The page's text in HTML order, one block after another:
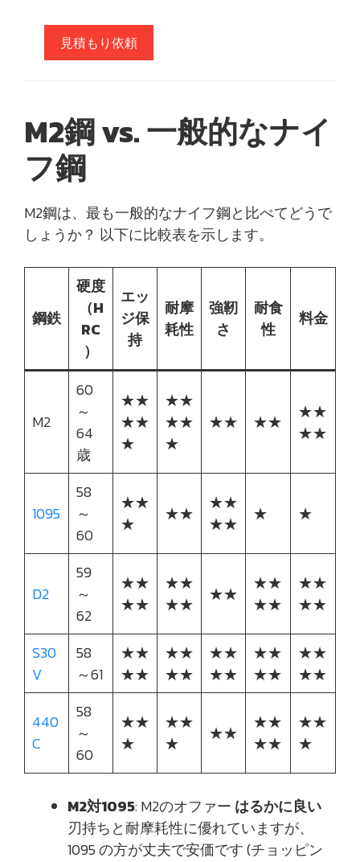
見積もり依頼
M2鋼 vs. 一般的なナイ
フ鋼
M2鋼は、最も一般的なナイフ鋼と比べてどうで
しょうか？ 以下に比較表を示します。
鋼鉄
硬度
（H
RC
）
エッ
ジ保
持
耐摩
耗性
強靭
さ
耐食
性
料金
M2
60
～
64
歳
★★
★★
★
★★
★★
★
★★ ★★
★★
★★
1095
58
～
60
★★
★
★★
★★
★★
★ ★
D2
59
～
62
★★
★★
★★
★★
★★
★★
★★
★★
★★
S30
V
58
～61
★★
★★
★★
★★
★★
★★
★★
★★
★★
★★
440
C
58
～
60
★★
★
★★
★
★★
★★
★★
★★
★
M2対1095: M2のオファー はるかに良い
刃持ちと耐摩耗性に優れていますが、
1095 の方が丈夫で安価です (チョッピン